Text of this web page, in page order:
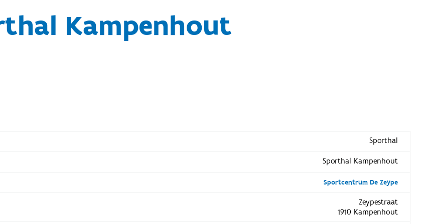
Kampenhout
Sporthal
Sporthal Kampenhout
Sportcentrum De Zeype
Zeypestraat
1910 Kampenhout